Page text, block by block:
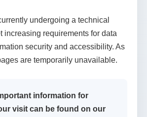
undergoing a technical
increasing requirements for data
security and accessibility. As
are temporarily unavailable.
information for
visit can be found on our